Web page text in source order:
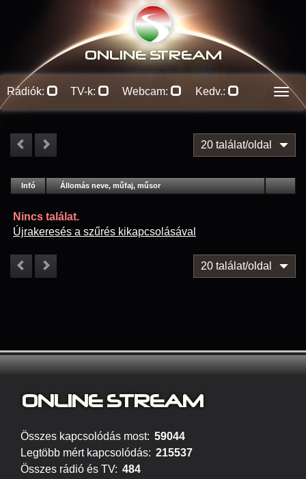
ONLINE STREAM
Rádiók: TV-k: Webcam: Kedv.:
20 találat/oldal
Infó Lejátszás
Állomás neve, műfaj, műsor
Nincs találat.
Újrakeresés a szűrés kikapcsolásával
20 találat/oldal
ONLINE STREAM
Összes kapcsolódás most: 59044
Legtöbb mért kapcsolódás: 215537
Összes rádió és TV: 484